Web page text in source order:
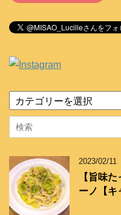
テ
ゴ
リ
2023/02/11
【旨味
ーノ【キ